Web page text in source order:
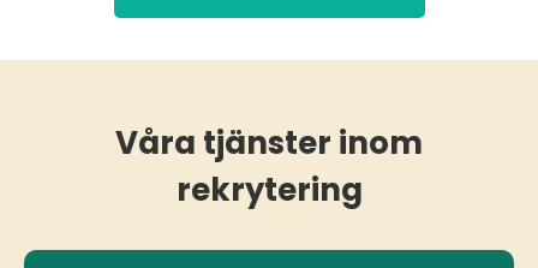
Våra tjänster inom
rekrytering